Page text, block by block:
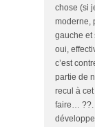
chose (si
moderne,
gauche et
oui,
c’est
partie de
recul à
faire… ??.